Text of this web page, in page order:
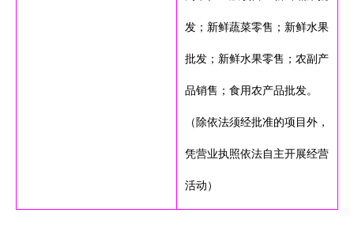
发；新鲜蔬菜零售；新鲜水果
批发；新鲜水果零售；农副产
品销售；食用农产品批发。
（除依法须经批准的项目外，
凭营业执照依法自主开展经营
活动）